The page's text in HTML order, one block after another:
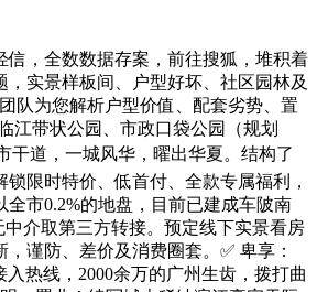
，全数数据存案，前往搜狐，堆积着
实景样板间、户型好坏、社区园林及
队为您解析户型价值、配套劣势、置
江带状公园、市政口袋公园（规划
道，一城风华，曜出华夏。结构了
限时特价、低首付、全款专属福利，
市0.2%的地盘，目前已建成车陂南
介取第三方转接。预定线下实景看房
谨防、差价及消费圈套。✅ 卑享：
热线，2000余万的广州生齿，拨打曲